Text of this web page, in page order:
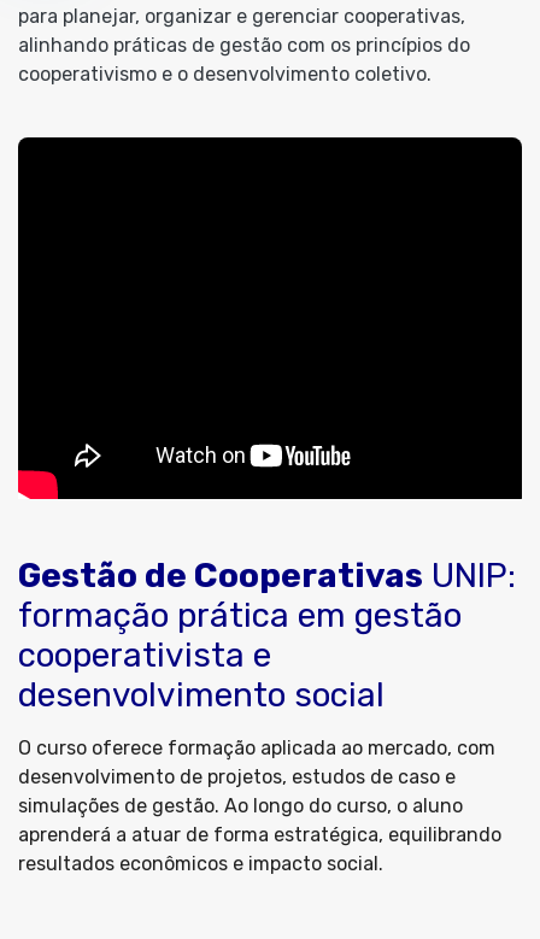
para planejar, organizar e gerenciar cooperativas,
alinhando práticas de gestão com os princípios do
cooperativismo e o desenvolvimento coletivo.
Gestão de Cooperativas UNIP:
formação prática em gestão
cooperativista e
desenvolvimento social
O curso oferece formação aplicada ao mercado, com
desenvolvimento de projetos, estudos de caso e
simulações de gestão. Ao longo do curso, o aluno
aprenderá a atuar de forma estratégica, equilibrando
resultados econômicos e impacto social.